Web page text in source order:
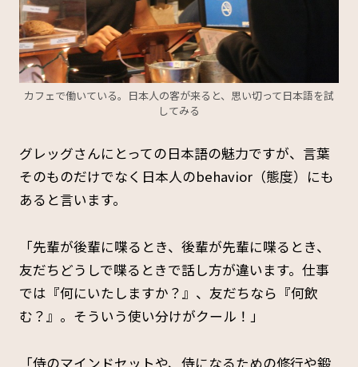
カフェで働いている。日本人の客が来ると、思い切って日本語を試
してみる
グレッグさんにとっての日本語の魅力ですが、言葉
そのものだけでなく日本人のbehavior（態度）にも
あると言います。
「先輩が後輩に喋るとき、後輩が先輩に喋るとき、
友だちどうしで喋るときで話し方が違います。仕事
では『何にいたしますか？』、友だちなら『何飲
む？』。そういう使い分けがクール！」
「侍のマインドセットや、侍になるための修行や鍛